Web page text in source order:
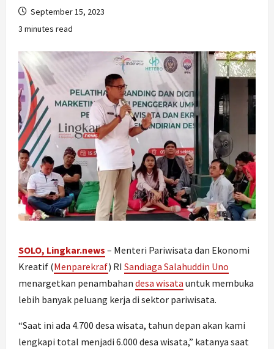
September 15, 2023
3 minutes read
SOLO, Lingkar.news – Menteri Pariwisata dan Ekonomi
Kreatif (Menparekraf) RI Sandiaga Salahuddin Uno
menargetkan penambahan desa wisata untuk membuka
lebih banyak peluang kerja di sektor pariwisata.
“Saat ini ada 4.700 desa wisata, tahun depan akan kami
lengkapi total menjadi 6.000 desa wisata,” katanya saat